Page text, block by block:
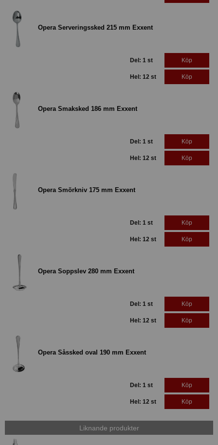
Opera Serveringssked 215 mm Exxent
Del: 1 st Köp
Hel: 12 st Köp
Opera Smaksked 186 mm Exxent
Del: 1 st Köp
Hel: 12 st Köp
Opera Smörkniv 175 mm Exxent
Del: 1 st Köp
Hel: 12 st Köp
Opera Soppslev 280 mm Exxent
Del: 1 st Köp
Hel: 12 st Köp
Opera Såssked oval 190 mm Exxent
Del: 1 st Köp
Hel: 12 st Köp
Liknande produkter